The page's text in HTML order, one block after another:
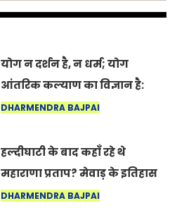
योग न दर्शन है, न धर्म; योग
आंतरिक कल्याण का विज्ञान है:
अंतरराष्ट्रीय योग दिवस 2026 पर
DHARMENDRA BAJPAI
हल्दीघाटी के बाद कहाँ रहे थे
महाराणा प्रताप? मेवाड़ के इतिहास
का वह अनकहा अध्याय जो आज भी
DHARMENDRA BAJPAI